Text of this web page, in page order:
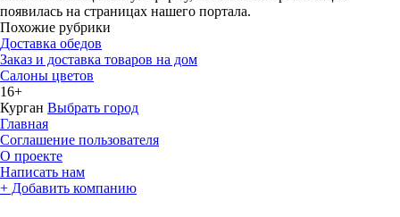
появилась на страницах нашего портала.
Похожие рубрики
Доставка обедов
Заказ и доставка товаров на дом
Салоны цветов
16+
Курган Выбрать город
Главная
Соглашение пользователя
О проекте
Написать нам
+ Добавить компанию